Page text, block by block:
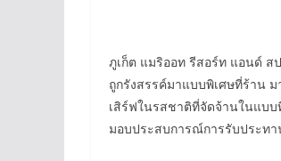
ภูเก็ต แมริออท รีสอร์ท แอนด์ ส
ถูกรังสรรค์มาแบบพิเศษที่ร้าน
เสิร์ฟในรสชาติที่จัดจ้านในแบบ
มอบประสบการณ์การรับประท